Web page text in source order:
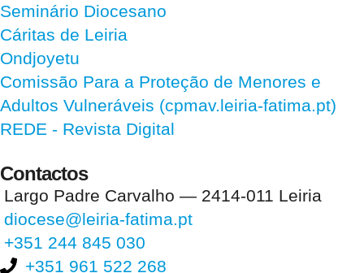
Seminário Diocesano
Cáritas de Leiria
Ondjoyetu
Comissão Para a Proteção de Menores e
Adultos Vulneráveis (cpmav.leiria-fatima.pt)
REDE - Revista Digital
Contactos
Largo Padre Carvalho — 2414-011 Leiria
diocese@leiria-fatima.pt
+351 244 845 030
+351 961 522 268